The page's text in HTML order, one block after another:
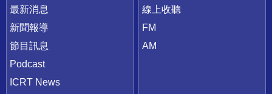
最新消息
新聞報導
節目訊息
Podcast
ICRT News
線上收聽
FM
AM